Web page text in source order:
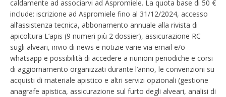
caldamente ad associarvi ad Aspromiele. La quota base di 50 €
include: iscrizione ad Aspromiele fino al 31/12/2024, accesso
all’assistenza tecnica, abbonamento annuale alla rivista di
apicoltura L’apis (9 numeri più 2 dossier), assicurazione RC
sugli alveari, invio di news e notizie varie via email e/o
whatsapp e possibilità di accedere a riunioni periodiche e corsi
di aggiornamento organizzati durante l’anno, le convenzioni su
acquisti di materiale apistico e altri servizi opzionali (gestione
anagrafe apistica, assicurazione sul furto degli alveari, analisi di